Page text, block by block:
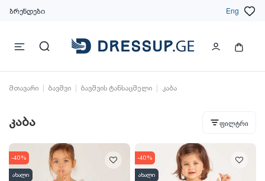
ბრენდები Eng
მთავარი ბავშვი ბავშვის ტანსაცმელი კაბა
კაბა ფილტრი
-40%
ახალი
-40%
ახალი